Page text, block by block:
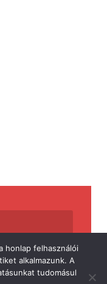
honlap felhasználói
alkalmazunk. A
tudomásul